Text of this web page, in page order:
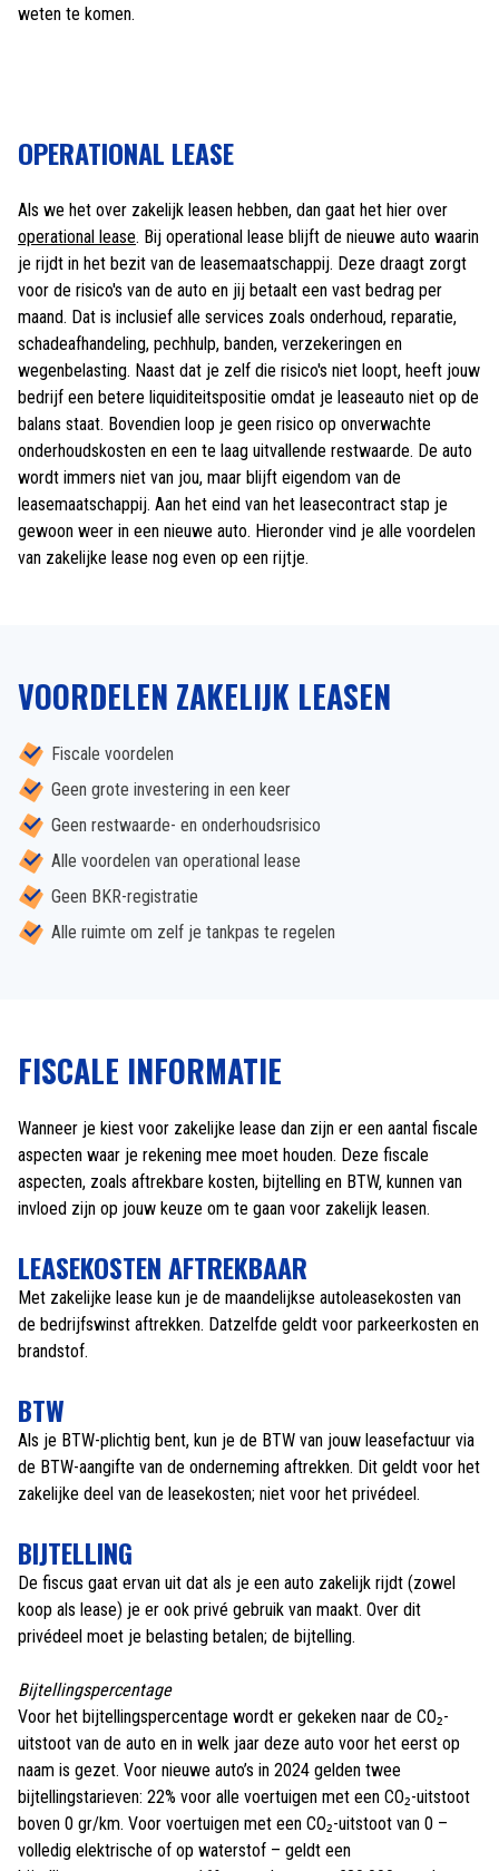
weten te komen.
OPERATIONAL LEASE
Als we het over zakelijk leasen hebben, dan gaat het hier over
operational lease. Bij operational lease blijft de nieuwe auto waarin
je rijdt in het bezit van de leasemaatschappij. Deze draagt zorgt
voor de risico's van de auto en jij betaalt een vast bedrag per
maand. Dat is inclusief alle services zoals onderhoud, reparatie,
schadeafhandeling, pechhulp, banden, verzekeringen en
wegenbelasting. Naast dat je zelf die risico's niet loopt, heeft jouw
bedrijf een betere liquiditeitspositie omdat je leaseauto niet op de
balans staat. Bovendien loop je geen risico op onverwachte
onderhoudskosten en een te laag uitvallende restwaarde. De auto
wordt immers niet van jou, maar blijft eigendom van de
leasemaatschappij. Aan het eind van het leasecontract stap je
gewoon weer in een nieuwe auto. Hieronder vind je alle voordelen
van zakelijke lease nog even op een rijtje.
VOORDELEN ZAKELIJK LEASEN
Fiscale voordelen
Geen grote investering in een keer
Geen restwaarde- en onderhoudsrisico
Alle voordelen van operational lease
Geen BKR-registratie
Alle ruimte om zelf je tankpas te regelen
FISCALE INFORMATIE
Wanneer je kiest voor zakelijke lease dan zijn er een aantal fiscale
aspecten waar je rekening mee moet houden. Deze fiscale
aspecten, zoals aftrekbare kosten, bijtelling en BTW, kunnen van
invloed zijn op jouw keuze om te gaan voor zakelijk leasen.
LEASEKOSTEN AFTREKBAAR
Met zakelijke lease kun je de maandelijkse autoleasekosten van
de bedrijfswinst aftrekken. Datzelfde geldt voor parkeerkosten en
brandstof.
BTW
Als je BTW-plichtig bent, kun je de BTW van jouw leasefactuur via
de BTW-aangifte van de onderneming aftrekken. Dit geldt voor het
zakelijke deel van de leasekosten; niet voor het privédeel.
BIJTELLING
De fiscus gaat ervan uit dat als je een auto zakelijk rijdt (zowel
koop als lease) je er ook privé gebruik van maakt. Over dit
privédeel moet je belasting betalen; de bijtelling.
Bijtellingspercentage
Voor het bijtellingspercentage wordt er gekeken naar de CO₂-
uitstoot van de auto en in welk jaar deze auto voor het eerst op
naam is gezet. Voor nieuwe auto’s in 2024 gelden twee
bijtellingstarieven: 22% voor alle voertuigen met een CO₂-uitstoot
boven 0 gr/km. Voor voertuigen met een CO₂-uitstoot van 0 –
volledig elektrische of op waterstof – geldt een